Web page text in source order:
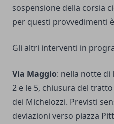
sospensione della corsia
per questi provvedimenti
Gli altri interventi in
Via Maggio: nella notte di
2 e le 5, chiusura del
dei Michelozzi. Previsti
deviazioni verso piazza